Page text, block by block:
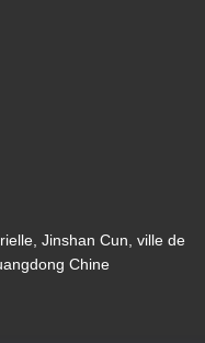
Jinshan Cun, ville de
Chine